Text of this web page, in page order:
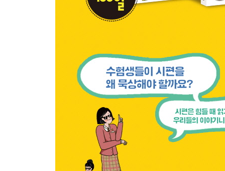
34 복 받고 싶나요?
35 갈증이 있나요?
38 지금 머릿속에 누가 떠오르나요?
39 하나님이 도움이십니다
40 무엇이 가장 중요할까요?
41 당신은 혹시 악인이 아닌가요?
42 죄와 싸우고 있나요?
43 당신은 어떠한 사람인가요?
44 조롱받을 때
45 극한의 상황에서 해야 할 것